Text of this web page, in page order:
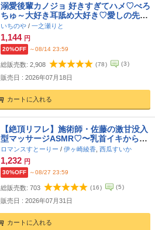
溺愛後輩カノジョ 好きすぎてハメ♡べろ
ちゅ～大好き耳舐め大好き♡愛しの先輩
に尽くします♡
いちのや / 一之瀬りと
1,144 円
20%OFF ～08/14 23:59
総販売数: 2,908 (78) (3)
販売日 : 2026年07月18日
カートに入れる
【絶頂リフレ】施術師・佐藤の激甘没入
型マッサージASMR♡〜乳首イキからア
ナル開発まで、優しくイかされ続ける極
上快楽～
ロマンスすとーりー / 伊ヶ崎綾香 西瓜すいか
1,232 円
30%OFF ～08/27 23:59
総販売数: 703 (16) (5)
販売日 : 2026年07月31日
カートに入れる